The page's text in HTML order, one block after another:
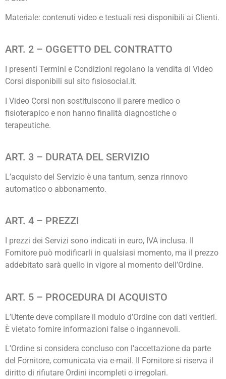
Materiale: contenuti video e testuali resi disponibili ai Clienti.
ART. 2 – OGGETTO DEL CONTRATTO
I presenti Termini e Condizioni regolano la vendita di Video
Corsi disponibili sul sito fisiosocial.it.
I Video Corsi non sostituiscono il parere medico o
fisioterapico e non hanno finalità diagnostiche o
terapeutiche.
ART. 3 – DURATA DEL SERVIZIO
L’acquisto del Servizio è una tantum, senza rinnovo
automatico o abbonamento.
ART. 4 – PREZZI
I prezzi dei Servizi sono indicati in euro, IVA inclusa. Il
Fornitore può modificarli in qualsiasi momento, ma il prezzo
addebitato sarà quello in vigore al momento dell’Ordine.
ART. 5 – PROCEDURA DI ACQUISTO
L’Utente deve compilare il modulo d’Ordine con dati veritieri.
È vietato fornire informazioni false o ingannevoli.
L’Ordine si considera concluso con l’accettazione da parte
del Fornitore, comunicata via e-mail. Il Fornitore si riserva il
diritto di rifiutare Ordini incompleti o irregolari.